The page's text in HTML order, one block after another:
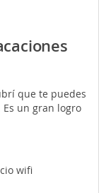
que te puedes
un gran logro
wifi